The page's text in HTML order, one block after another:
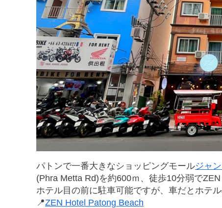
パトンで一番大きなショッピングモールジャ
(Phra Metta Rd)を約600ｍ、徒歩10分弱で
ホテル目の前に駐車可能ですが、車だとホテ
📍ZEN Hotel Patong Beach